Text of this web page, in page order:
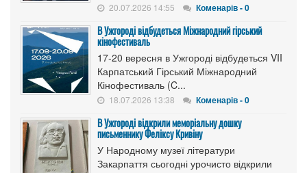
20.07.2026 14:55 Коменарів - 0
В Ужгороді відбудеться Міжнародний гірський
кінофестиваль
17-20 вересня в Ужгороді відбудеться VII
Карпатський Гірський Міжнародний
Кінофестиваль (C...
18.07.2026 13:38 Коменарів - 0
В Ужгороді відкрили меморіальну дошку
письменнику Феліксу Кривіну
У Народному музеї літератури
Закарпаття сьогодні урочисто відкрили